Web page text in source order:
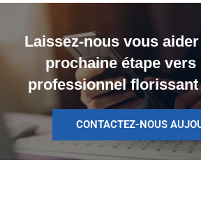
Laissez-nous vous
prochaine étape
professionnel florissant
CONTACTEZ-NOUS